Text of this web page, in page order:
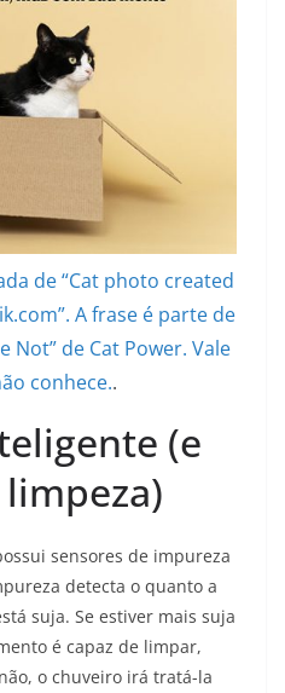
de “Cat photo created
A frase é parte de
Not” de Cat Power. Vale
conhece..
(e
sensores de impureza
detecta o quanto a
suja. Se estiver mais suja
é capaz de limpar,
o chuveiro irá tratá-la